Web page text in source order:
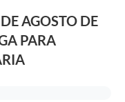
AGOSTO DE
PARA